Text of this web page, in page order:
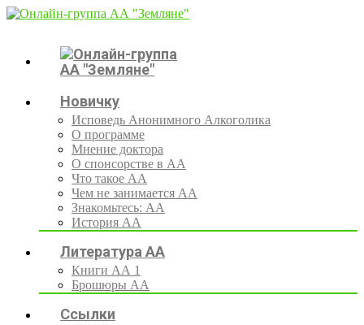
Новичку
Исповедь Анонимного Алкоголика
О программе
Мнение доктора
О спонсорстве в АА
Что такое АА
Чем не занимается АА
Знакомьтесь: АА
История АА
Литература АА
Книги АА 1
Брошюры АА
Ссылки